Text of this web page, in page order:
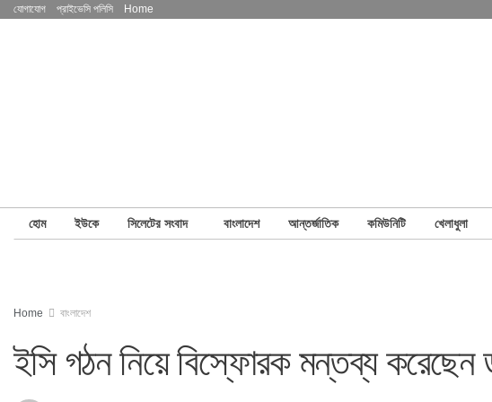
যোগাযোগ প্রাইভেসি পলিসি Home
হোম ইউকে সিলেটের সংবাদ বাংলাদেশ আন্তর্জাতিক কমিউনিটি খেলাধুলা
Home বাংলাদেশ
ইসি গঠন নিয়ে বিস্ফোরক মন্তব্য